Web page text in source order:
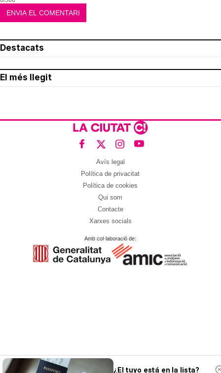
Destacats
El més llegit
Avís legal
Política de privacitat
Política de cookies
Qui som
Contacte
Xarxes socials
Amb col·laboració de:
¿El tuyo está en la lista?